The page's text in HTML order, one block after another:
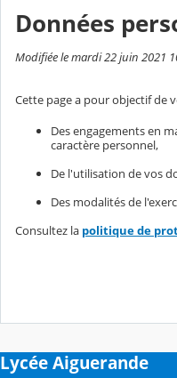
Données
Modifiée le mardi 22 juin 2021
Cette page a pour objectif de
Des engagements en
caractère personnel,
De l'utilisation de vos
Des modalités de
Consultez la politique de
Lycée Aiguerande